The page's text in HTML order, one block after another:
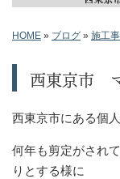
HOME » ブログ » 施工
西東京市
西東京市にある個
何年も剪定がされ
りとする様に